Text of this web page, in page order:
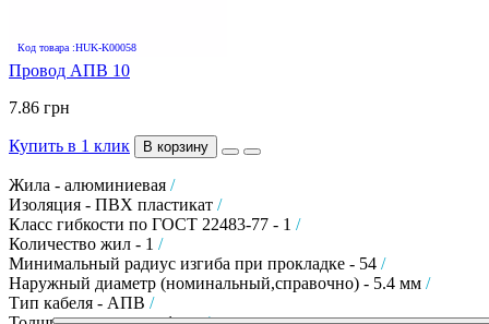
Код товара :HUK-K00058
Провод АПВ 10
7.86 грн
Купить в 1 клик В корзину
Жила - алюминиевая /
Изоляция - ПВХ пластикат /
Класс гибкости по ГОСТ 22483-77 - 1 /
Количество жил - 1 /
Минимальный радиус изгиба при прокладке - 54 /
Наружный диаметр (номинальный,справочно) - 5.4 мм /
Тип кабеля - АПВ /